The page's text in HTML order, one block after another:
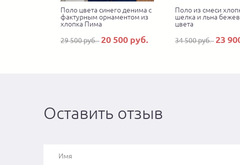
Поло цвета синего денима с
фактурным орнаментом из
хлопка Пима
29 500 руб. 20 500 руб.
Поло из смеси
шелка и льна
цвета
34 500 руб. 23
Оставить отзыв